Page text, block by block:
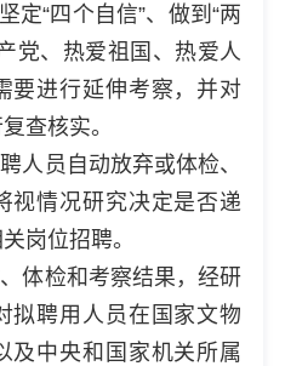
定“四个自信”、做到“两
党、热爱祖国、热爱人
要进行延伸考察，并对
查核实。
人员自动放弃或体检、
视情况研究决定是否递
岗位招聘。
体检和考察结果，经研
拟聘用人员在国家文物
及中央和国家机关所属